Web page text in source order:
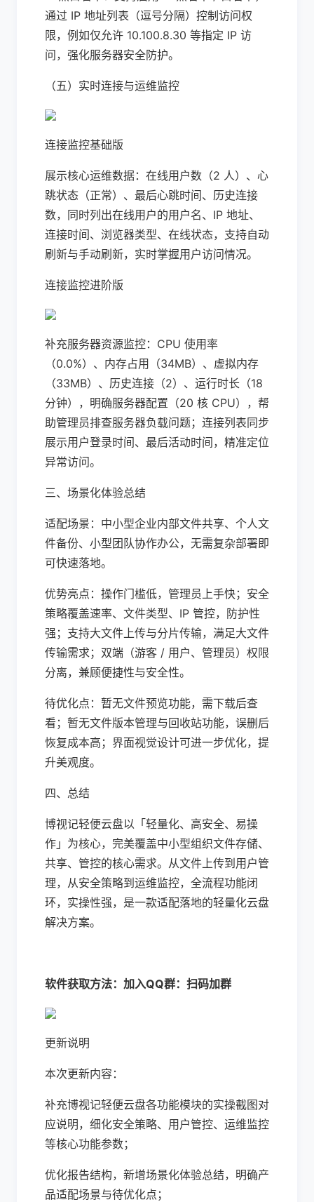
通过 IP 地址列表（逗号分隔）控制访问权
限，例如仅允许 10.100.8.30 等指定 IP 访
问，强化服务器安全防护。
（五）实时连接与运维监控
连接监控基础版
展示核心运维数据：在线用户数（2 人）、心
跳状态（正常）、最后心跳时间、历史连接
数，同时列出在线用户的用户名、IP 地址、
连接时间、浏览器类型、在线状态，支持自动
刷新与手动刷新，实时掌握用户访问情况。
连接监控进阶版
补充服务器资源监控：CPU 使用率
（0.0%）、内存占用（34MB）、虚拟内存
（33MB）、历史连接（2）、运行时长（18
分钟），明确服务器配置（20 核 CPU），帮
助管理员排查服务器负载问题；连接列表同步
展示用户登录时间、最后活动时间，精准定位
异常访问。
三、场景化体验总结
适配场景：中小型企业内部文件共享、个人文
件备份、小型团队协作办公，无需复杂部署即
可快速落地。
优势亮点：操作门槛低，管理员上手快；安全
策略覆盖速率、文件类型、IP 管控，防护性
强；支持大文件上传与分片传输，满足大文件
传输需求；双端（游客 / 用户、管理员）权限
分离，兼顾便捷性与安全性。
待优化点：暂无文件预览功能，需下载后查
看；暂无文件版本管理与回收站功能，误删后
恢复成本高；界面视觉设计可进一步优化，提
升美观度。
四、总结
博视记轻便云盘以「轻量化、高安全、易操
作」为核心，完美覆盖中小型组织文件存储、
共享、管控的核心需求。从文件上传到用户管
理，从安全策略到运维监控，全流程功能闭
环，实操性强，是一款适配落地的轻量化云盘
解决方案。
软件获取方法：加入QQ群：扫码加群
更新说明
本次更新内容：
补充博视记轻便云盘各功能模块的实操截图对
应说明，细化安全策略、用户管控、运维监控
等核心功能参数；
优化报告结构，新增场景化体验总结，明确产
品适配场景与待优化点；